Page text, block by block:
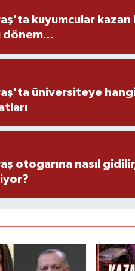
kuyumcular kazan
dönem...
üniversiteye
otogarına nasıl